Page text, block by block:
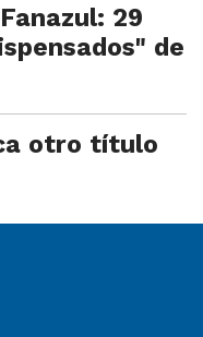
29
de
otro título